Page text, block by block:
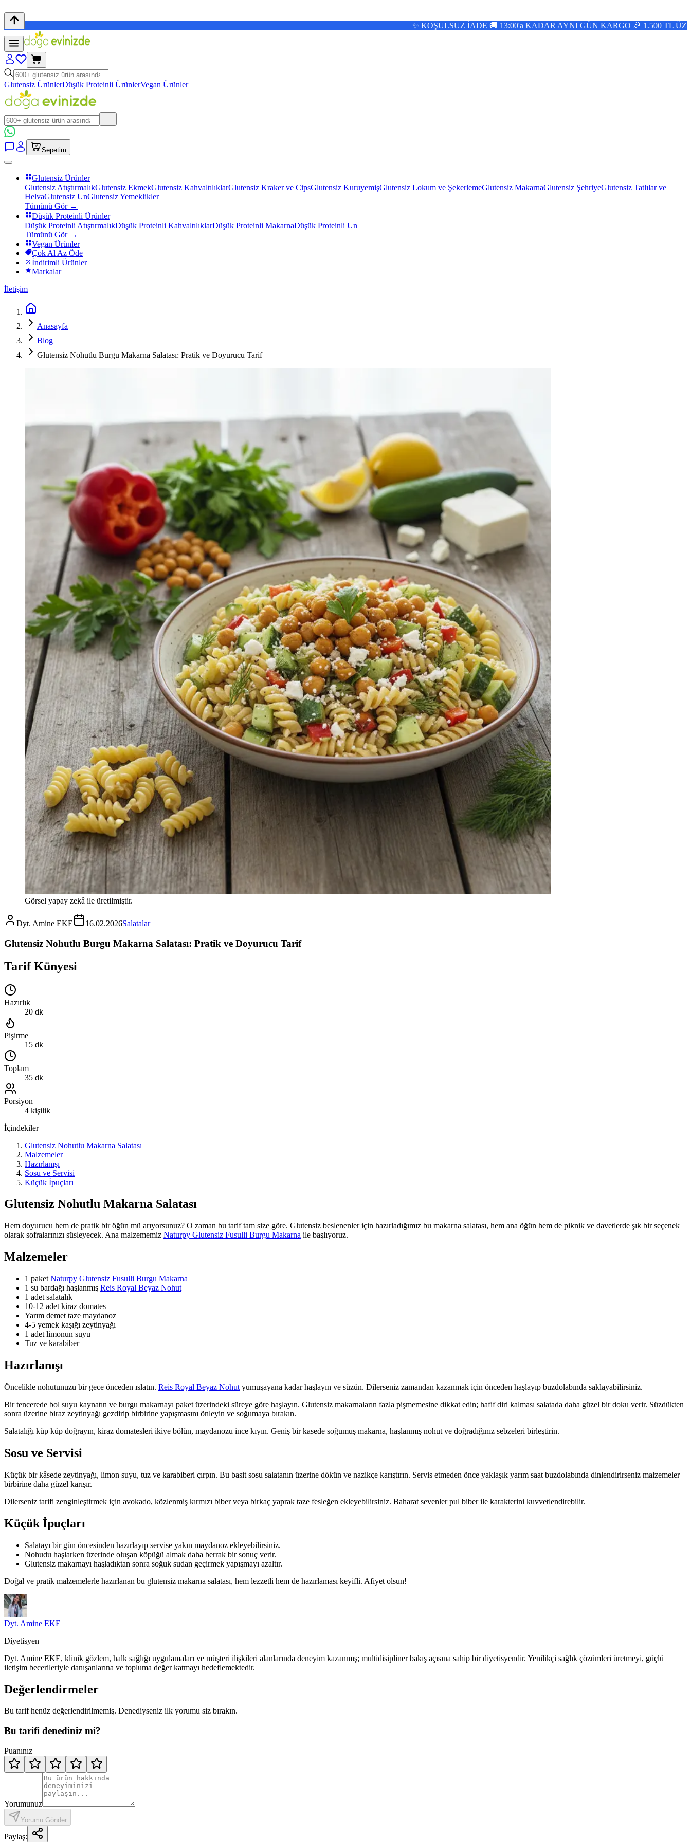
✨ KOŞULSUZ İADE 🚚 13:00'a KADAR AYNI GÜN KARGO 🎉 1.500 TL ÜZERİ ÜCRETSİZ
Glutensiz ÜrünlerDüşük Proteinli ÜrünlerVegan Ürünler
Sepetim
Glutensiz Ürünler
Glutensiz AtıştırmalıkGlutensiz EkmekGlutensiz KahvaltılıklarGlutensiz Kraker ve CipsGlutensiz KuruyemişGlutensiz Lokum ve ŞekerlemeGlutensiz MakarnaGlutensiz ŞehriyeGlutensiz Tatlılar ve
HelvaGlutensiz UnGlutensiz Yemeklikler
Tümünü Gör →
Düşük Proteinli Ürünler
Düşük Proteinli AtıştırmalıkDüşük Proteinli KahvaltılıklarDüşük Proteinli MakarnaDüşük Proteinli Un
Tümünü Gör →
Vegan Ürünler
Çok Al Az Öde
İndirimli Ürünler
Markalar
İletişim
Anasayfa
Blog
Glutensiz Nohutlu Burgu Makarna Salatası: Pratik ve Doyurucu Tarif
Görsel yapay zekâ ile üretilmiştir.
Dyt. Amine EKE 16.02.2026Salatalar
Glutensiz Nohutlu Burgu Makarna Salatası: Pratik ve Doyurucu Tarif
Tarif Künyesi
Hazırlık
20 dk
Pişirme
15 dk
Toplam
35 dk
Porsiyon
4 kişilik
İçindekiler
Glutensiz Nohutlu Makarna Salatası
Malzemeler
Hazırlanışı
Sosu ve Servisi
Küçük İpuçları
Glutensiz Nohutlu Makarna Salatası
Hem doyurucu hem de pratik bir öğün mü arıyorsunuz? O zaman bu tarif tam size göre. Glutensiz beslenenler için hazırladığımız bu makarna salatası, hem ana öğün hem de piknik ve davetlerde şık bir seçenek
olarak sofralarınızı süsleyecek. Ana malzememiz Naturpy Glutensiz Fusulli Burgu Makarna ile başlıyoruz.
Malzemeler
1 paket Naturpy Glutensiz Fusulli Burgu Makarna
1 su bardağı haşlanmış Reis Royal Beyaz Nohut
1 adet salatalık
10-12 adet kiraz domates
Yarım demet taze maydanoz
4-5 yemek kaşığı zeytinyağı
1 adet limonun suyu
Tuz ve karabiber
Hazırlanışı
Öncelikle nohutunuzu bir gece önceden ıslatın. Reis Royal Beyaz Nohut yumuşayana kadar haşlayın ve süzün. Dilerseniz zamandan kazanmak için önceden haşlayıp buzdolabında saklayabilirsiniz.
Bir tencerede bol suyu kaynatın ve burgu makarnayı paket üzerindeki süreye göre haşlayın. Glutensiz makarnaların fazla pişmemesine dikkat edin; hafif diri kalması salatada daha güzel bir doku verir. Süzdükten
sonra üzerine biraz zeytinyağı gezdirip birbirine yapışmasını önleyin ve soğumaya bırakın.
Salatalığı küp küp doğrayın, kiraz domatesleri ikiye bölün, maydanozu ince kıyın. Geniş bir kasede soğumuş makarna, haşlanmış nohut ve doğradığınız sebzeleri birleştirin.
Sosu ve Servisi
Küçük bir kâsede zeytinyağı, limon suyu, tuz ve karabiberi çırpın. Bu basit sosu salatanın üzerine dökün ve nazikçe karıştırın. Servis etmeden önce yaklaşık yarım saat buzdolabında dinlendirirseniz malzemeler
birbirine daha güzel karışır.
Dilerseniz tarifi zenginleştirmek için avokado, közlenmiş kırmızı biber veya birkaç yaprak taze fesleğen ekleyebilirsiniz. Baharat sevenler pul biber ile karakterini kuvvetlendirebilir.
Küçük İpuçları
Salatayı bir gün öncesinden hazırlayıp servise yakın maydanoz ekleyebilirsiniz.
Nohudu haşlarken üzerinde oluşan köpüğü almak daha berrak bir sonuç verir.
Glutensiz makarnayı haşladıktan sonra soğuk sudan geçirmek yapışmayı azaltır.
Doğal ve pratik malzemelerle hazırlanan bu glutensiz makarna salatası, hem lezzetli hem de hazırlaması keyifli. Afiyet olsun!
Dyt. Amine EKE
Diyetisyen
Dyt. Amine EKE, klinik gözlem, halk sağlığı uygulamaları ve müşteri ilişkileri alanlarında deneyim kazanmış; multidisipliner bakış açısına sahip bir diyetisyendir. Yenilikçi sağlık çözümleri üretmeyi, güçlü
iletişim becerileriyle danışanlarına ve topluma değer katmayı hedeflemektedir.
Değerlendirmeler
Bu tarif henüz değerlendirilmemiş. Denediyseniz ilk yorumu siz bırakın.
Bu tarifi denediniz mi?
Puanınız
Yorumunuz
Yorumu Gönder
Paylaş: